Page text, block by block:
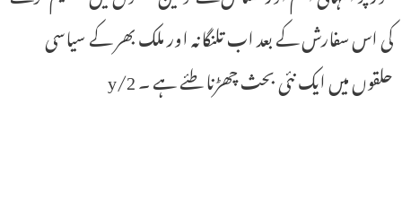
کی اس سفارش کے بعد اب تلنگانہ اور ملک بھر کے سیاسی
حلقوں میں ایک نئی بحث چھڑنا طئے ہے ۔ 2/y